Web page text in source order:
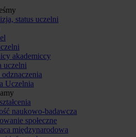
status uczelni
akademiccy
uczelni
Uczelnia
naukowo-badawcza
społeczne
międzynarodowa